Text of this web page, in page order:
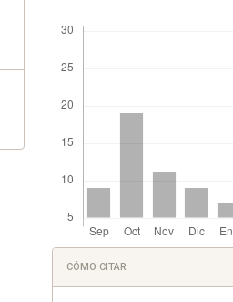
Detalles
del
CÓMO CITAR